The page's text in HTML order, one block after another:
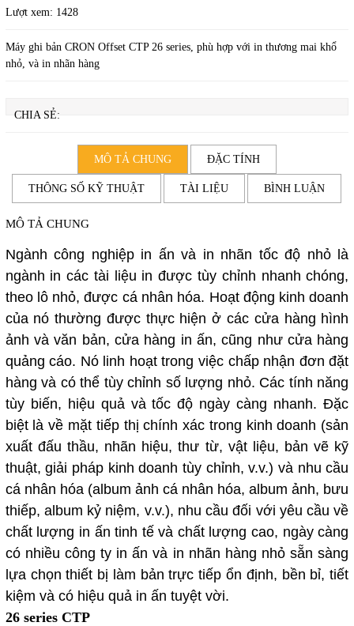
Lượt xem: 1428
Máy ghi bản CRON Offset CTP 26 series, phù hợp với in thương mai khổ
nhỏ, và in nhãn hàng
CHIA SẺ:
MÔ TẢ CHUNG ĐẶC TÍNH
THÔNG SỐ KỸ THUẬT TÀI LIỆU BÌNH LUẬN
MÔ TẢ CHUNG
Ngành công nghiệp in ấn và in nhãn tốc độ nhỏ là
ngành in các tài liệu in được tùy chỉnh nhanh chóng,
theo lô nhỏ, được cá nhân hóa. Hoạt động kinh doanh
của nó thường được thực hiện ở các cửa hàng hình
ảnh và văn bản, cửa hàng in ấn, cũng như cửa hàng
quảng cáo. Nó linh hoạt trong việc chấp nhận đơn đặt
hàng và có thể tùy chỉnh số lượng nhỏ. Các tính năng
tùy biến, hiệu quả và tốc độ ngày càng nhanh. Đặc
biệt là về mặt tiếp thị chính xác trong kinh doanh (sản
xuất đấu thầu, nhãn hiệu, thư từ, vật liệu, bản vẽ kỹ
thuật, giải pháp kinh doanh tùy chỉnh, v.v.) và nhu cầu
cá nhân hóa (album ảnh cá nhân hóa, album ảnh, bưu
thiếp, album kỷ niệm, v.v.), nhu cầu đối với yêu cầu về
chất lượng in ấn tinh tế và chất lượng cao, ngày càng
có nhiều công ty in ấn và in nhãn hàng nhỏ sẵn sàng
lựa chọn thiết bị làm bản trực tiếp ổn định, bền bỉ, tiết
kiệm và có hiệu quả in ấn tuyệt vời.
26 series CTP